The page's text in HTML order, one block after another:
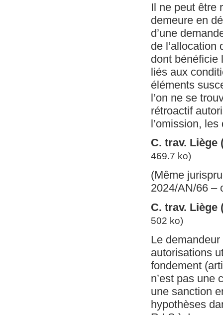
Il ne peut être
demeure en
d’une
de l’allocation
dont bénéficie
liés aux
éléments
l’on ne se
rétroactif
l’omission,
C. trav. Liège
469.7 ko)
(Même
2024/AN/66 –
C. trav. Liège
502 ko)
Le
autorisations
fondement
n’est pas une
une sanction
hypothèses